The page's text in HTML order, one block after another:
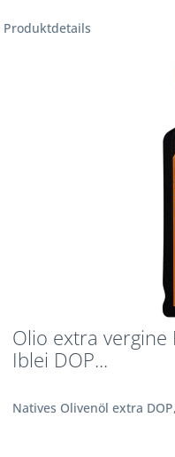
Produktdetails
Olio extra
Iblei DOP...
Natives Olivenöl extra